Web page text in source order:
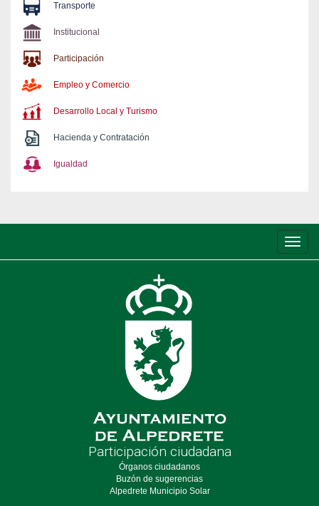
Transporte
Institucional
Participación
Empleo y Comercio
Desarrollo Local y Turismo
Hacienda y Contratación
Igualdad
de
Participación ciudadana
Órganos ciudadanos
Buzón de sugerencias
Alpedrete Municipio Solar